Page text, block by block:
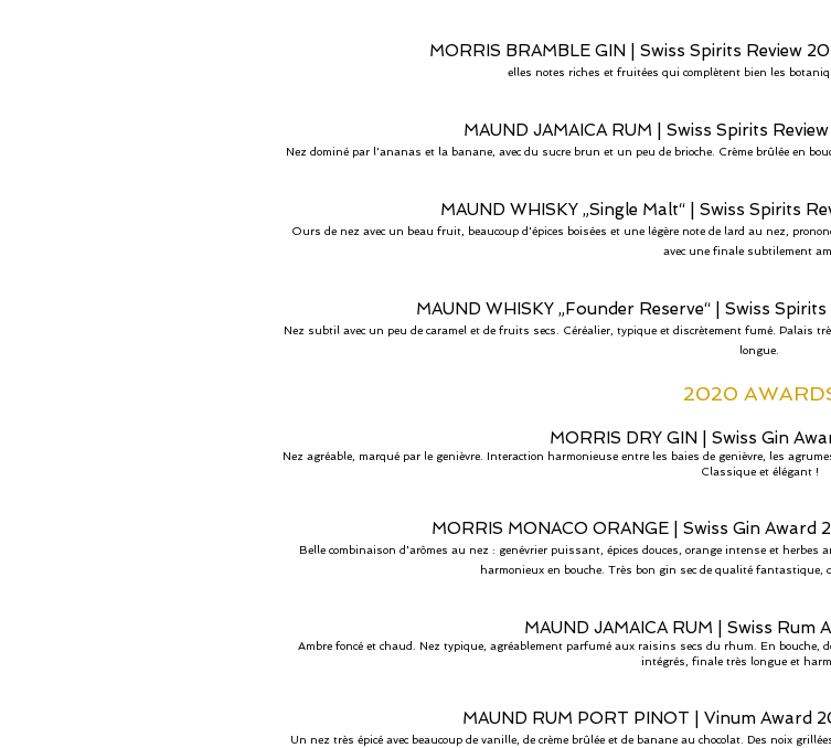
MORRIS BRAMBLE GIN Swiss Spirits Review
elles notes riches et fruitées qui complètent bien les
MAUND JAMAICA RUM Swiss Spirits
Nez dominé par l'ananas et la banane, avec du sucre brun et un peu de brioche. Crème brûlée en
MAUND WHISKY „Single Malt“ Swiss Spirits
Ours de nez avec un beau fruit, beaucoup d'épices boisées et une légère note de lard au nez,
avec une finale subtilement
MAUND WHISKY „Founder Reserve“ Swiss Spirits
Nez subtil avec un peu de caramel et de fruits secs. Céréalier, typique et discrètement fumé. Palais
longue.
2020
MORRIS DRY GIN Swiss Gin
Nez agréable, marqué par le genièvre. Interaction harmonieuse entre les baies de genièvre, les
Classique et élégant !
MORRIS MONACO ORANGE Swiss Gin Award
Belle combinaison d'arômes au nez : genévrier puissant, épices douces, orange intense et herbes
harmonieux en bouche. Très bon gin sec de qualité fantastique,
MAUND JAMAICA RUM Swiss Rum
Ambre foncé et chaud. Nez typique, agréablement parfumé aux raisins secs du rhum. En bouche,
intégrés, finale très longue et
MAUND RUM PORT PINOT Vinum Award
Un nez très épicé avec beaucoup de vanille, de crème brûlée et de banane au chocolat. Des noix